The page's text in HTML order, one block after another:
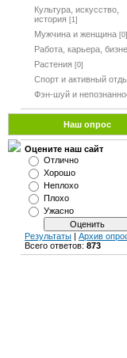
Культура, искусство,
история [1]
Мужчина и женщина [0]
Работа, карьера,
Растения [0]
Спорт и активный
Фэн-шуй и
Наш опрос
Оцените наш сайт
Отлично
Хорошо
Неплохо
Плохо
Ужасно
Результаты | Архив
Всего ответов: 873